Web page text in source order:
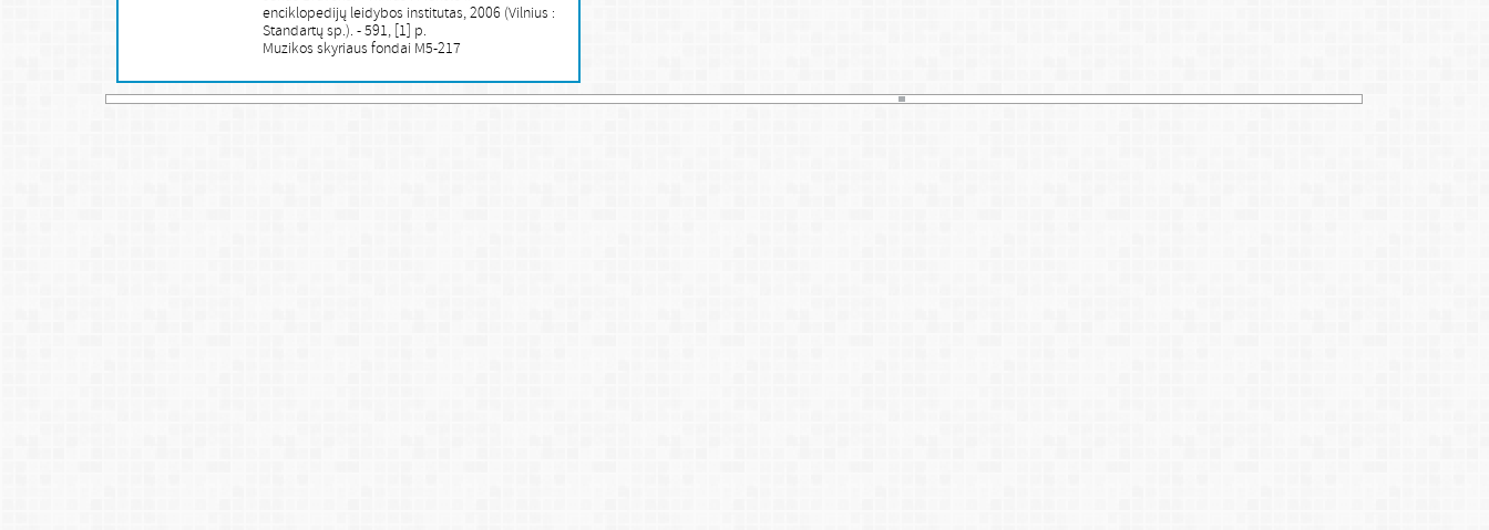
enciklopedijų leidybos institutas, 2006 (Vilnius :
Standartų sp.). - 591, [1] p.
Muzikos skyriaus fondai M5-217